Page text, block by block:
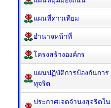
แผนที่ดาวเทียม
อำนาจหน้าที่
โครงสร้างองค์กร
แผนปฏิบัติการป้องกันการ
ทุจริต
ประกาศเจตจำนงสุจริตใน